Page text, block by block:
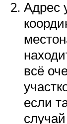
Адрес
всё
если